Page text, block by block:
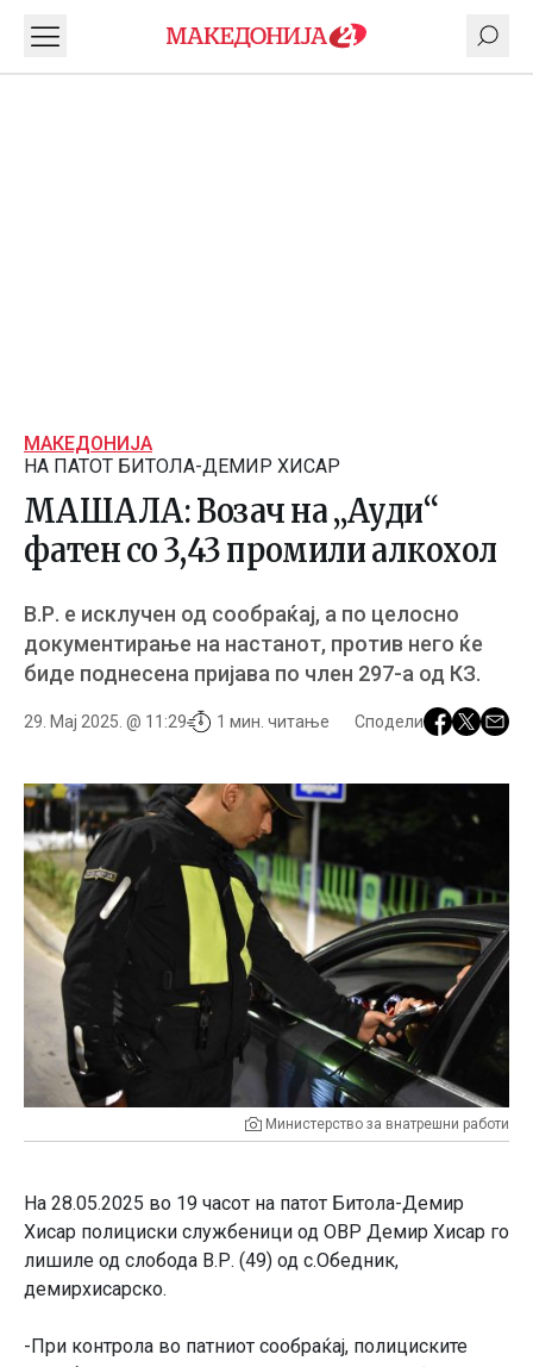
МАКЕДОНИЈА
НА ПАТОТ БИТОЛА-ДЕМИР ХИСАР
МАШАЛА: Возач на „Ауди“
фатен со 3,43 промили алкохол
В.Р. е исклучен од сообраќај, а по целосно
документирање на настанот, против него ќе
биде поднесена пријава по член 297-а од КЗ.
29. Мај 2025. @ 11:29 1 мин. читање Сподели
Министерство за внатрешни работи
На 28.05.2025 во 19 часот на патот Битола-Демир
Хисар полициски службеници од ОВР Демир Хисар го
лишиле од слобода В.Р. (49) од с.Обедник,
демирхисарско.
-При контрола во патниот сообраќај, полициските